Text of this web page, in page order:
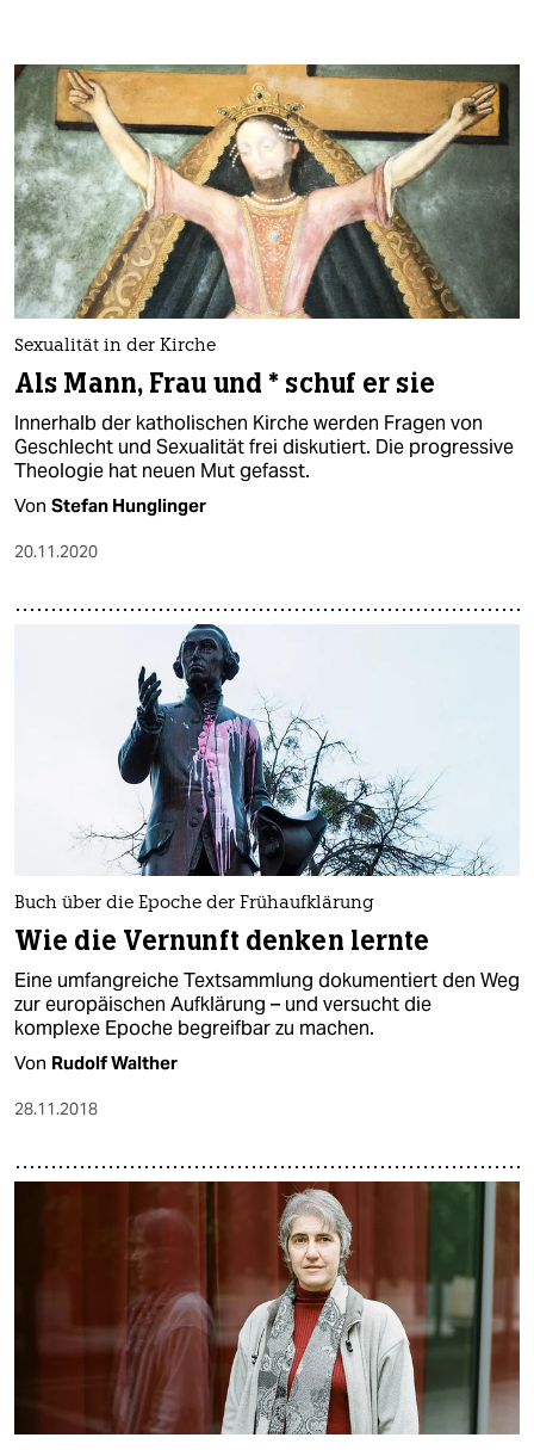
Sexualität in der Kirche
Als Mann, Frau und * schuf er sie
Innerhalb der katholischen Kirche werden Fragen von
Geschlecht und Sexualität frei diskutiert. Die progressive
Theologie hat neuen Mut gefasst.
Von Stefan Hunglinger
20.11.2020
Buch über die Epoche der Frühaufklärung
Wie die Vernunft denken lernte
Eine umfangreiche Textsammlung dokumentiert den Weg
zur europäischen Aufklärung – und versucht die
komplexe Epoche begreifbar zu machen.
Von Rudolf Walther
28.11.2018